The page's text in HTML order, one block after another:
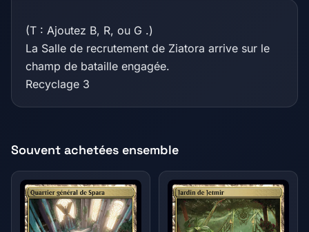
(T : Ajoutez B, R, ou G .)
La Salle de recrutement de Ziatora arrive sur le
champ de bataille engagée.
Recyclage 3
Souvent achetées ensemble